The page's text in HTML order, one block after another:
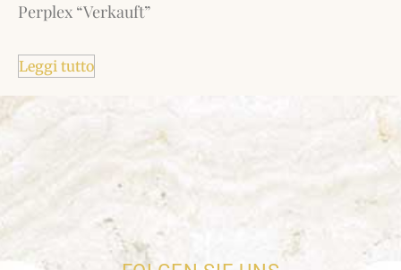
Perplex “Verkauft”
Leggi tutto